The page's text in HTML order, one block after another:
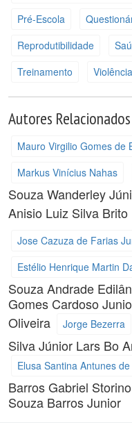
Pré-Escola
Reprodutibilidade
Treinamento
Violência
Autores Relacionados
Mauro Virgilio Gomes de
Markus Vinícius Nahas
Souza Wanderley
Anisio Luiz Silva Brito
Jose Cazuza de Farias
Estélio Henrique Martin
Souza Andrade
Gomes Cardoso
Oliveira
Jorge Bezerra
Silva Júnior Lars Bo
Elusa Santina Antunes
BarrosGabriel
Souza Barros Junior